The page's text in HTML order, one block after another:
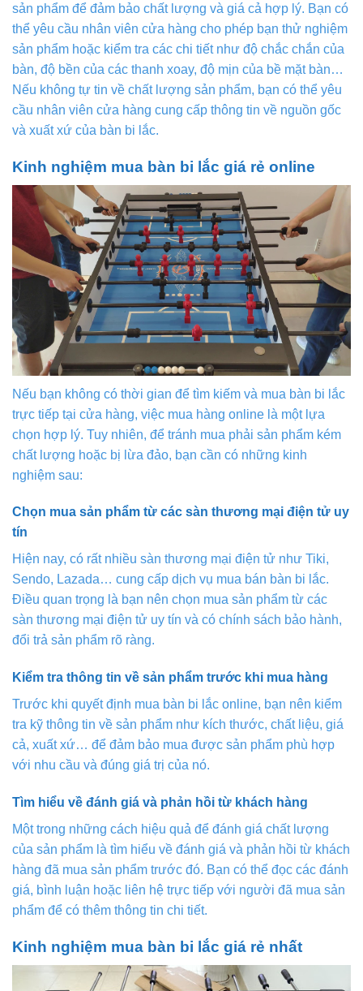
sản phẩm để đảm bảo chất lượng và giá cả hợp lý. Bạn có
thể yêu cầu nhân viên cửa hàng cho phép bạn thử nghiệm
sản phẩm hoặc kiểm tra các chi tiết như độ chắc chắn của
bàn, độ bền của các thanh xoay, độ mịn của bề mặt bàn…
Nếu không tự tin về chất lượng sản phẩm, bạn có thể yêu
cầu nhân viên cửa hàng cung cấp thông tin về nguồn gốc
và xuất xứ của bàn bi lắc.
Kinh nghiệm mua bàn bi lắc giá rẻ online
Nếu bạn không có thời gian để tìm kiếm và mua bàn bi lắc
trực tiếp tại cửa hàng, việc mua hàng online là một lựa
chọn hợp lý. Tuy nhiên, để tránh mua phải sản phẩm kém
chất lượng hoặc bị lừa đảo, bạn cần có những kinh
nghiệm sau:
Chọn mua sản phẩm từ các sàn thương mại điện tử uy
tín
Hiện nay, có rất nhiều sàn thương mại điện tử như Tiki,
Sendo, Lazada… cung cấp dịch vụ mua bán bàn bi lắc.
Điều quan trọng là bạn nên chọn mua sản phẩm từ các
sàn thương mại điện tử uy tín và có chính sách bảo hành,
đổi trả sản phẩm rõ ràng.
Kiểm tra thông tin về sản phẩm trước khi mua hàng
Trước khi quyết định mua bàn bi lắc online, bạn nên kiểm
tra kỹ thông tin về sản phẩm như kích thước, chất liệu, giá
cả, xuất xứ… để đảm bảo mua được sản phẩm phù hợp
với nhu cầu và đúng giá trị của nó.
Tìm hiểu về đánh giá và phản hồi từ khách hàng
Một trong những cách hiệu quả để đánh giá chất lượng
của sản phẩm là tìm hiểu về đánh giá và phản hồi từ khách
hàng đã mua sản phẩm trước đó. Bạn có thể đọc các đánh
giá, bình luận hoặc liên hệ trực tiếp với người đã mua sản
phẩm để có thêm thông tin chi tiết.
Kinh nghiệm mua bàn bi lắc giá rẻ nhất